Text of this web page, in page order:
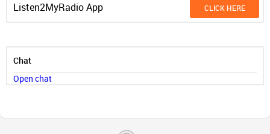
Listen2MyRadio App CLICK HERE
Chat
Open chat